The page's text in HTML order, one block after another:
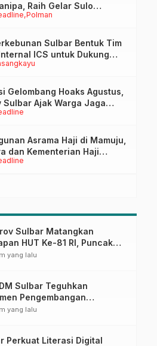
Polman
Raih Gelar Sulo
Sulbar Bentuk Tim
ICS untuk Dukung
ISPO Pekebun di
Gelombang Hoaks Agustus,
Sulbar Ajak Warga Jaga
Asrama Haji di Mamuju,
dan Kementerian Haji
Lokasi
Sulbar Matangkan
HUT Ke-81 RI, Puncak
di Lapangan Ahmad
yang lalu
Sulbar Teguhkan
Pengembangan
ASN melalui
yang lalu
Perkuat Literasi Digital